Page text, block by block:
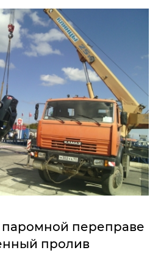
переправе
пролив